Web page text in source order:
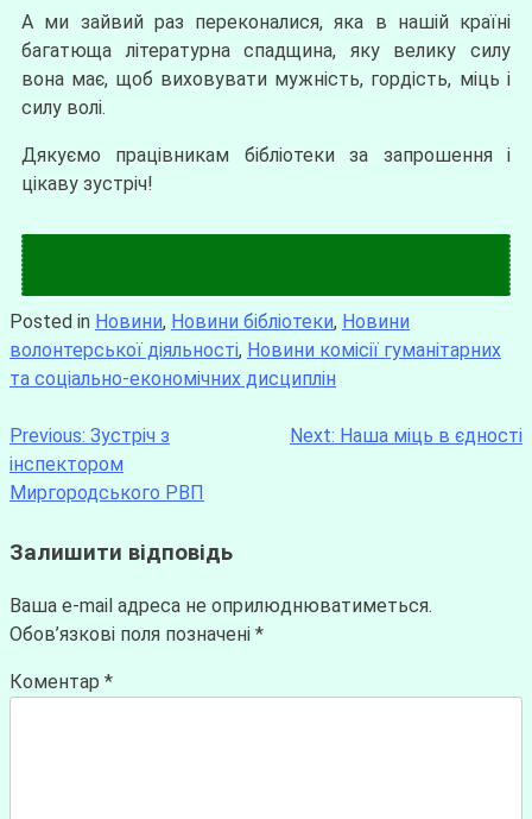
А ми зайвий раз переконалися, яка в нашій країні
багатюща літературна спадщина, яку велику силу
вона має, щоб виховувати мужність, гордість, міць і
силу волі.
Дякуємо працівникам бібліотеки за запрошення і
цікаву зустріч!
Posted in Новини, Новини бібліотеки, Новини
волонтерської діяльності, Новини комісії гуманітарних
та соціально-економічних дисциплін
Previous: Зустріч з
інспектором
Миргородського РВП
Next: Наша міць в єдності
Залишити відповідь
Ваша e-mail адреса не оприлюднюватиметься.
Обов’язкові поля позначені *
Коментар *